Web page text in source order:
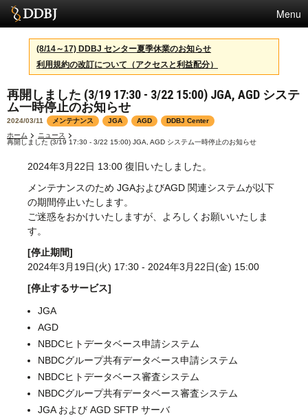
Menu
サービス
スパコン
統計
活動
センターについて
利用規約
問合せ
English
(8/14～17) DDBJ センター夏季休業のお知らせ
利用規約の改訂について（アクセスと利益配分）
再開しました (3/19 17:30 - 3/22 15:00) JGA, AGD システ
ム一時停止のお知らせ
2024/03/11 メンテナンス JGA AGD
DDBJ Center
ホーム
ニュース
再開しました (3/19 17:30 - 3/22 15:00) JGA, AGD システム一時停止のお知らせ
2024年3月22日 13:00 復旧いたしました。
メンテナンスのため JGAおよびAGD 関連システムが以下
の期間停止いたします。
ご迷惑をおかけいたしますが、よろしくお願いいたしま
す。
[停止期間]
2024年3月19日(火) 17:30 - 2024年3月22日(金) 15:00
[停止するサービス]
JGA
AGD
NBDCヒトデータベース申請システム
NBDCグループ共有データベース申請システム
NBDCヒトデータベース審査システム
NBDCグループ共有データベース審査システム
JGA および AGD SFTP サーバ